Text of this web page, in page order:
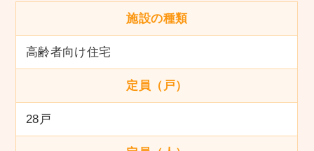
施設の種類
高齢者向け住宅
定員（戸）
28戸